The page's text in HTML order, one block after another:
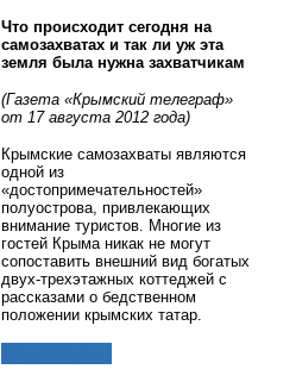
Что происходит сегодня на
самозахватах и так ли уж эта
земля была нужна захватчикам
(Газета «Крымский телеграф»
от 17 августа 2012 года)
Крымские самозахваты являются
одной из
«достопримечательностей»
полуострова, привлекающих
внимание туристов. Многие из
гостей Крыма никак не могут
сопоставить внешний вид богатых
двух-трехэтажных коттеджей с
рассказами о бедственном
положении крымских татар.